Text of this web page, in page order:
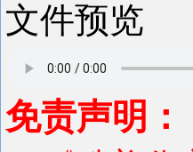
文件预览
免责声明：